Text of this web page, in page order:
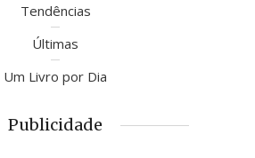
Tendências
Últimas
Um Livro por Dia
Publicidade